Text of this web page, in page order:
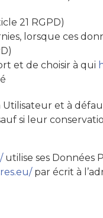
21 RGPD)
lorsque ces
et de choisir à qui
Utilisateur et à
si leur
utilise ses Données
par écrit à